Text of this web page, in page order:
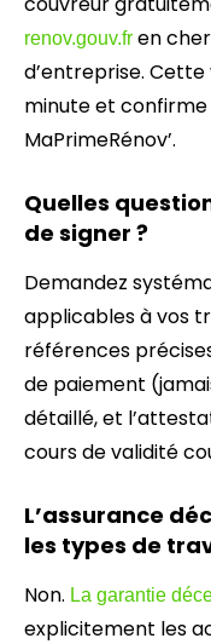
renov.gouv.fr en
d’entreprise.
minute et confirme
MaPrimeRénov’.
Quelles
de signer ?
Demandez
applicables à vos
références
de paiement
détaillé, et
cours de validité
L’assurance
les types de
Non. La garantie
explicitement les